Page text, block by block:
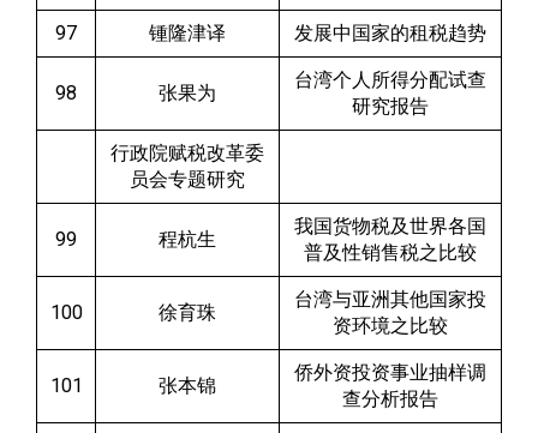
97 锺隆津译 发展中国家的租税趋势
98 张果为
台湾个人所得分配试查
研究报告
行政院赋税改革委
员会专题研究
99 程杭生
我国货物税及世界各国
普及性销售税之比较
100 徐育珠
台湾与亚洲其他国家投
资环境之比较
101 张本锦
侨外资投资事业抽样调
查分析报告